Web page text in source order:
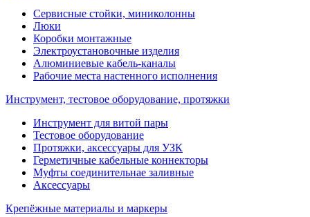
Сервисные стойки, миниколонны
Люки
Коробки монтажные
Электроустановочные изделия
Алюминиевые кабель-каналы
Рабочие места настенного исполнения
Инструмент, тестовое оборудование, протяжки
Инструмент для витой пары
Тестовое оборудование
Протяжки, аксессуары для УЗК
Герметичные кабельные коннекторы
Муфты соединительнае заливные
Аксессуары
Крепёжные материалы и маркеры